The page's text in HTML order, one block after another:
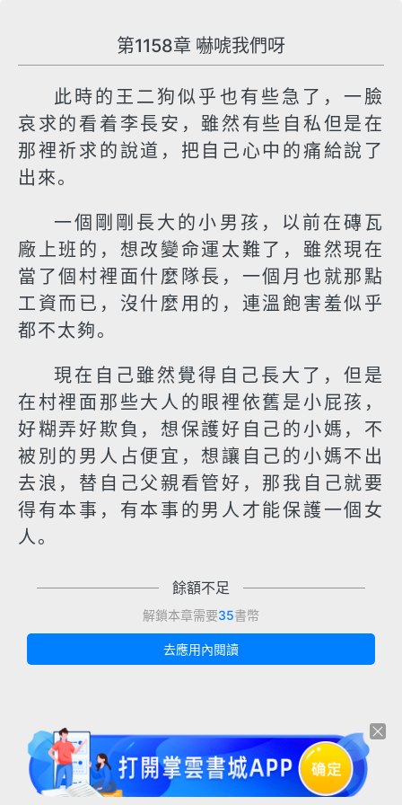
第1158章 嚇唬我們呀
此時的王二狗似乎也有些急了，一臉
哀求的看着李長安，雖然有些自私但是在
那裡祈求的說道，把自己心中的痛給說了
出來。
一個剛剛長大的小男孩，以前在磚瓦
廠上班的，想改變命運太難了，雖然現在
當了個村裡面什麼隊長，一個月也就那點
工資而已，沒什麼用的，連溫飽害羞似乎
都不太夠。
現在自己雖然覺得自己長大了，但是
在村裡面那些大人的眼裡依舊是小屁孩，
好糊弄好欺負，想保護好自己的小媽，不
被別的男人占便宜，想讓自己的小媽不出
去浪，替自己父親看管好，那我自己就要
得有本事，有本事的男人才能保護一個女
人。
餘額不足
解鎖本章需要35書幣
去應用內閱讀